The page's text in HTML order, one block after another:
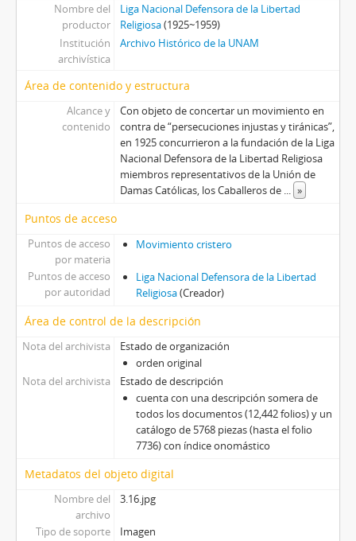
Nombre del
productor
Liga Nacional Defensora de la Libertad
Religiosa(1925~1959)
Institución
archivística
Archivo Histórico de la UNAM
Área de contenido y estructura
Alcance y
contenido
Con objeto de concertar un movimiento en
contra de “persecuciones injustas y tiránicas”,
en 1925 concurrieron a la fundación de la Liga
Nacional Defensora de la Libertad Religiosa
miembros representativos de la Unión de
Damas Católicas, los Caballeros de ... »
Puntos de acceso
Puntos de acceso
por materia
Movimiento cristero
Puntos de acceso
por autoridad
Liga Nacional Defensora de la Libertad
Religiosa(Creador)
Área de control de la descripción
Nota del archivista
Estado de organización
orden original
Nota del archivista
Estado de descripción
cuenta con una descripción somera de
todos los documentos (12,442 folios) y un
catálogo de 5768 piezas (hasta el folio
7736) con índice onomástico
Metadatos del objeto digital
Nombre del
archivo
3.16.jpg
Tipo de soporte
Imagen